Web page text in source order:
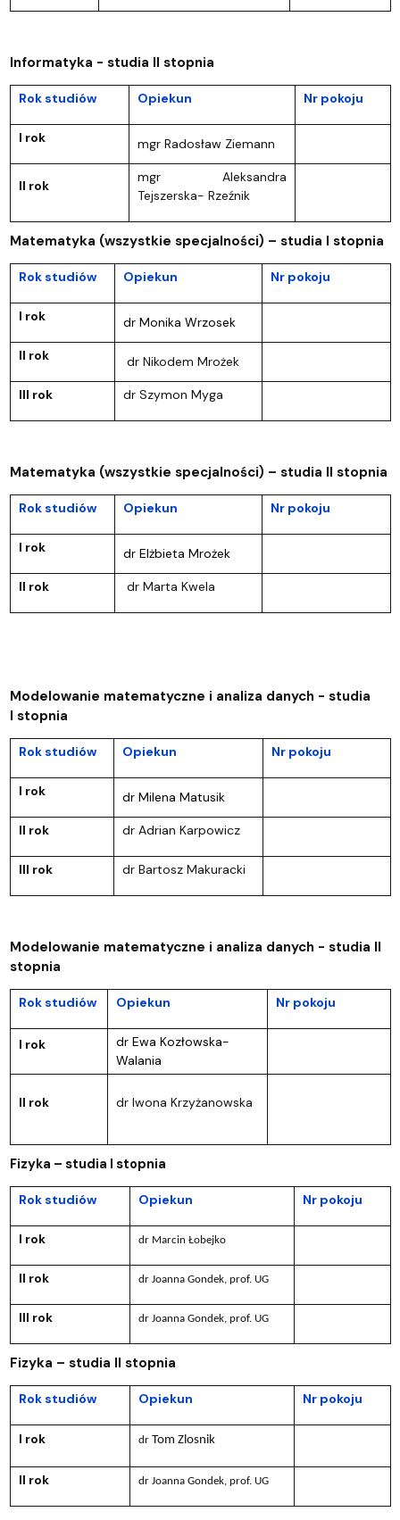
Informatyka - studia II stopnia
Rok studiów Opiekun Nr pokoju
I rok mgr Radosław Ziemann
II rok
mgr Aleksandra
Tejszerska- Rzeźnik
Matematyka (wszystkie specjalności) – studia I stopnia
Rok studiów Opiekun Nr pokoju
I rok dr Monika Wrzosek
II rok dr Nikodem Mrożek
III rok dr Szymon Myga
Matematyka (wszystkie specjalności) – studia II stopnia
Rok studiów Opiekun Nr pokoju
I rok dr Elżbieta Mrożek
II rok dr Marta Kwela
Modelowanie matematyczne i analiza danych - studia
I stopnia
Rok studiów Opiekun Nr pokoju
I rok dr Milena Matusik
II rok dr Adrian Karpowicz
III rok dr Bartosz Makuracki
Modelowanie matematyczne i analiza danych - studia II
stopnia
Rok studiów Opiekun Nr pokoju
I rok
dr Ewa Kozłowska-
Walania
II rok dr Iwona Krzyżanowska
Fizyka – studia I stopnia
Rok studiów Opiekun Nr pokoju
I rok dr Marcin Łobejko
II rok dr Joanna Gondek, prof. UG
III rok dr Joanna Gondek, prof. UG
Fizyka – studia II stopnia
Rok studiów Opiekun Nr pokoju
I rok dr Tom Zlosnik
II rok dr Joanna Gondek, prof. UG